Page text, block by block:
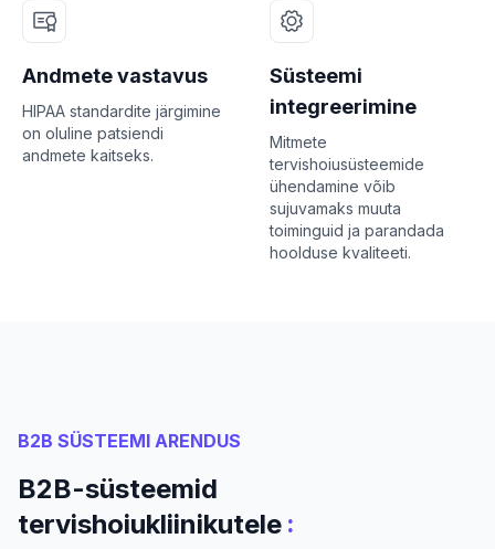
Andmete vastavus
HIPAA standardite järgimine
on oluline patsiendi
andmete kaitseks.
Süsteemi
integreerimine
Mitmete
tervishoiusüsteemide
ühendamine võib
sujuvamaks muuta
toiminguid ja parandada
hoolduse kvaliteeti.
B2B SÜSTEEMI ARENDUS
B2B-süsteemid
tervishoiukliinikutele :